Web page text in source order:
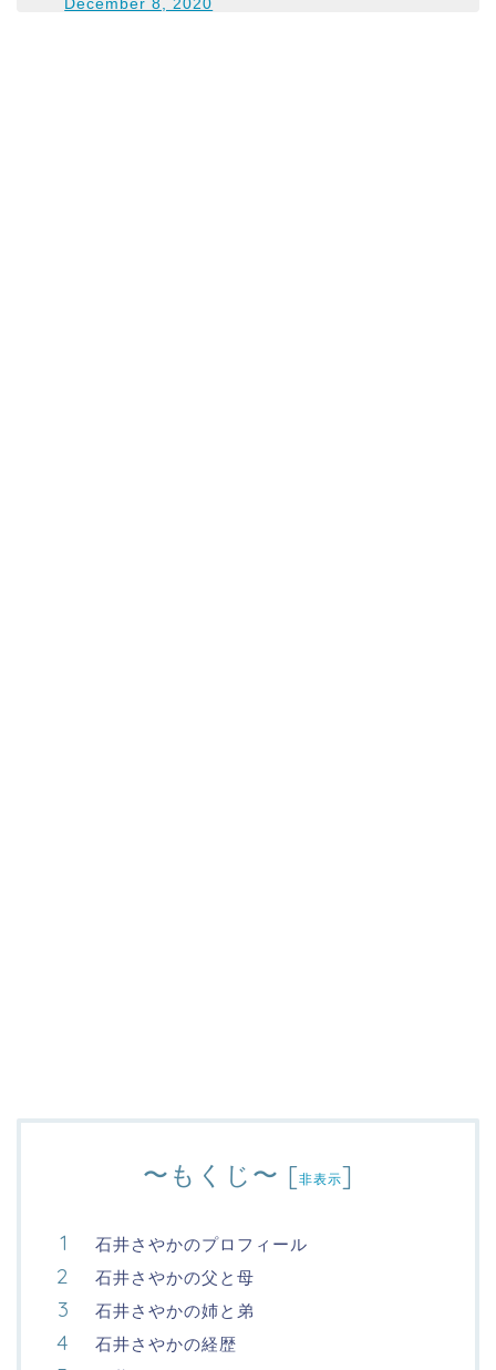
〜もくじ〜 [非表示]
石井さやかのプロフィール
石井さやかの父と母
石井さやかの姉と弟
石井さやかの経歴